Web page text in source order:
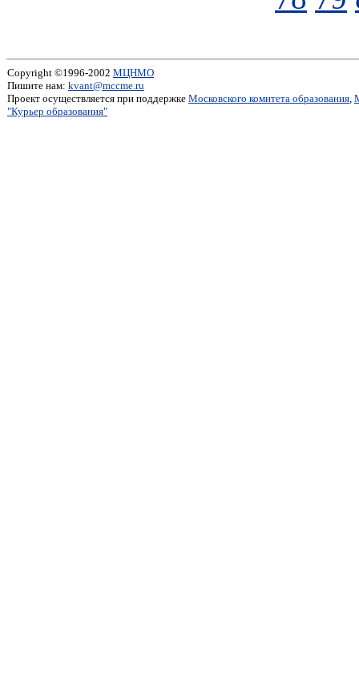
Copyright ©1996-2002 МЦНМО
Пишите нам: kvant@mccme.ru
Проект осуществляется при поддержке Московского комитета образования,
"Курьер образования"